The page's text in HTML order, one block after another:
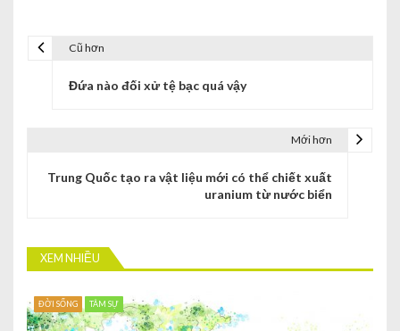
Cũ hơn
Đứa nào đối xử tệ bạc quá vậy
Mới hơn
Trung Quốc tạo ra vật liệu mới có thể chiết xuất
uranium từ nước biển
XEM NHIỀU
ĐỜI SỐNG TÂM SỰ